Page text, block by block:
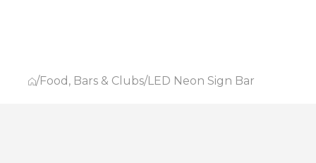
/Food, Bars & Clubs/LED Neon Sign Bar